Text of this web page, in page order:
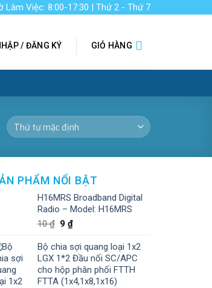
Làm Việc: 8:00-17:30 | Thứ 2 - Thứ 7
/ ĐĂNG KÝ GIỎ HÀNG
PHẨM NỔI BẬT
H16MRS Broadband Digital
Radio – Model: H16MRS
10₫ 9 ₫
Bộ chia sợi quang loại 1x2
LGX 1*2 Đầu nối SC/APC
cho hộp phân phối FTTH
FTTA (1x4,1x8,1x16)